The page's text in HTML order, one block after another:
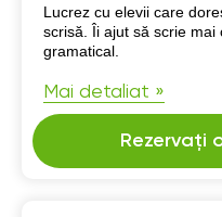
Despre mine
Lucrez cu elevii care
scrisă. Îi ajut să scrie mai
gramatical.
Mai detaliat »
Rezervați